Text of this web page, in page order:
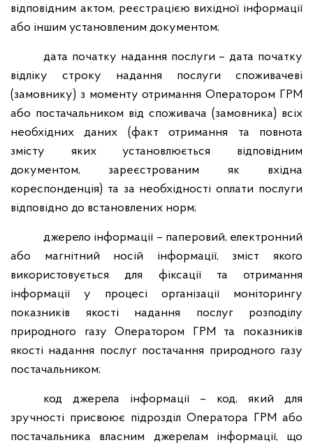
відповідним актом, реєстрацією вихідної інформації
або іншим установленим документом;
дата початку надання послуги – дата початку
відліку строку надання послуги споживачеві
(замовнику) з моменту отримання Оператором ГРМ
або постачальником від споживача (замовника) всіх
необхідних даних (факт отримання та повнота
змісту яких установлюється відповідним
документом, зареєстрованим як вхідна
кореспонденція) та за необхідності оплати послуги
відповідно до встановлених норм;
джерело інформації – паперовий, електронний
або магнітний носій інформації, зміст якого
використовується для фіксації та отримання
інформації у процесі організації моніторингу
показників якості надання послуг розподілу
природного газу Оператором ГРМ та показників
якості надання послуг постачання природного газу
постачальником;
код джерела інформації – код, який для
зручності присвоює підрозділ Оператора ГРМ або
постачальника власним джерелам інформації, що